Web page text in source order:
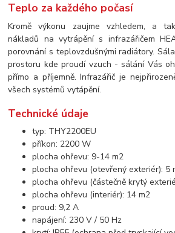
Teplo za každého počasí
Kromě výkonu zaujme vzhledem, a
nákladů na vytrápění s infrazářičem
porovnání s teplovzdušnými radiátory.
prostoru kde proudí vzuch - sálání Vás
přímo a příjemně. Infrazářič je
všech systémů vytápění.
Technické údaje
typ: THY2200EU
příkon: 2200 W
plocha ohřevu: 9-14 m2
plocha ohřevu (otevřený exteriér): 5
plocha ohřevu (částečně krytý
plocha ohřevu (interiér): 14 m2
proud: 9,2 A
napájení: 230 V / 50 Hz